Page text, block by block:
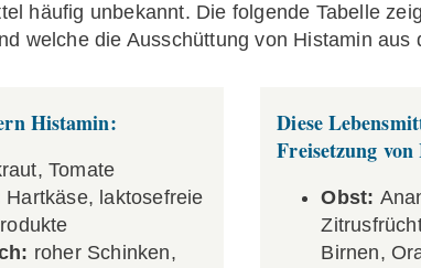
häufig unbekannt. Die folgende Tabelle
welche die Ausschüttung von Histamin aus
Histamin:
Tomate
Hartkäse, laktosefreie
roher Schinken,
Diese
Freisetzung
Obst:
Birnen,